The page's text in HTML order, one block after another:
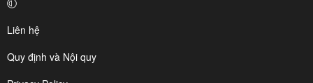
Liên hệ
Quy định và Nội quy